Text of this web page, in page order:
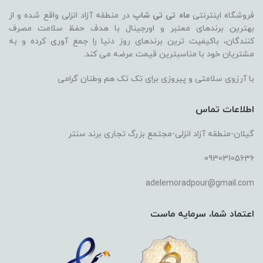
فروشگاه اینترنتیماه تی تی شاپ در منطقه آزاد انزلی واقع شده و از
بهترین برندهای معتبر و اورجینال با هدف حفظ سلامت مصرف
کنندگان، باکیفیت ترین برندهای روز دنیا را جمع آوری کرده و به
مشتریان خود با مناسبترین قیمت عرضه می کند.
با آرزوی سلامتی و پیروزی برای تک تک هم وطنان گرامی
اطلاعات تماس
گیلان-منطقه آزاد انزلی-مجتمع بزرگ تجاری برند سنتر
09303105636
adelemoradpour@gmail.com
اعتماد شما، سرمایه ماست